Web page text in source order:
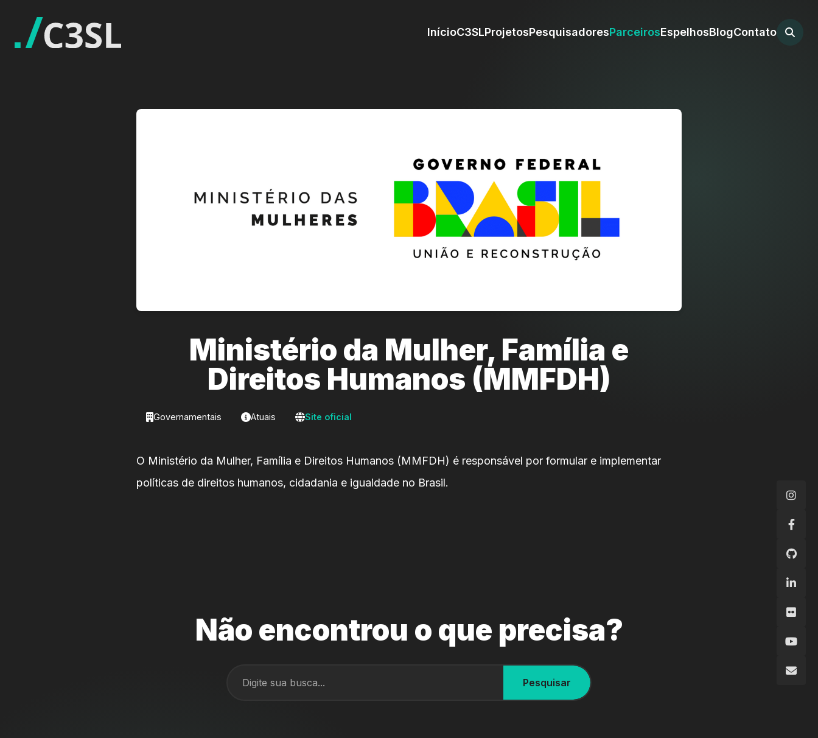
InícioC3SLProjetosPesquisadoresParceirosEspelhosBlogContato
Ministério da Mulher, Família e
Direitos Humanos (MMFDH)
Governamentais Atuais Site oficial
O Ministério da Mulher, Família e Direitos Humanos (MMFDH) é responsável por formular e implementar
políticas de direitos humanos, cidadania e igualdade no Brasil.
Não encontrou o que precisa?
Pesquisar